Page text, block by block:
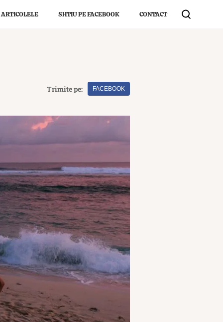
SHTIU PE FACEBOOK CONTACT
Trimite pe: FACEBOOK